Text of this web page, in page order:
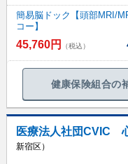
簡易脳ドック【頭部MRI/
コー】
45,760円 （税込）
健康保険組合の
医療法人社団CVIC
新宿区）